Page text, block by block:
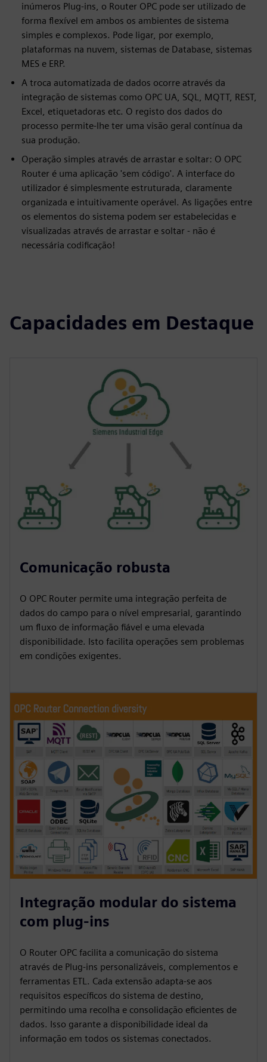
inúmeros Plug-ins, o Router OPC pode ser utilizado de
forma flexível em ambos os ambientes de sistema
simples e complexos. Pode ligar, por exemplo,
plataformas na nuvem, sistemas de Database, sistemas
MES e ERP.
A troca automatizada de dados ocorre através da
integração de sistemas como OPC UA, SQL, MQTT, REST,
Excel, etiquetadoras etc. O registo dos dados do
processo permite-lhe ter uma visão geral contínua da
sua produção.
Operação simples através de arrastar e soltar: O OPC
Router é uma aplicação 'sem código'. A interface do
utilizador é simplesmente estruturada, claramente
organizada e intuitivamente operável. As ligações entre
os elementos do sistema podem ser estabelecidas e
visualizadas através de arrastar e soltar - não é
necessária codificação!
Capacidades em Destaque
Comunicação robusta
O OPC Router permite uma integração perfeita de
dados do campo para o nível empresarial, garantindo
um fluxo de informação fiável e uma elevada
disponibilidade. Isto facilita operações sem problemas
em condições exigentes.
Integração modular do sistema
com plug-ins
O Router OPC facilita a comunicação do sistema
através de Plug-ins personalizáveis, complementos e
ferramentas ETL. Cada extensão adapta-se aos
requisitos específicos do sistema de destino,
permitindo uma recolha e consolidação eficientes de
dados. Isso garante a disponibilidade ideal da
informação em todos os sistemas conectados.